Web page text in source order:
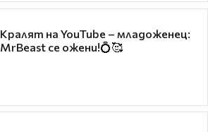
Кралят на YouTube – младоженец:
MrBeast се ожени!💍🥰